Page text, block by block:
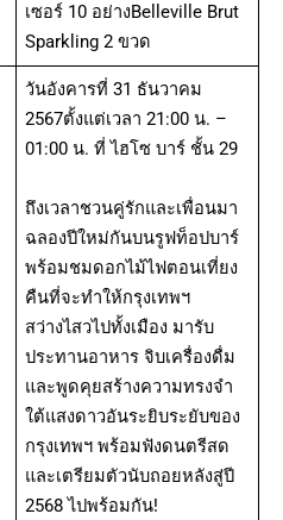
เซอร์ 10 อย่างBelleville Brut
Sparkling 2 ขวด
วันอังคารที่ 31 ธันวาคม
2567ตั้งแต่เวลา 21:00 น. –
01:00 น. ที่ ไฮโซ บาร์ ชั้น 29
ถึงเวลาชวนคู่รักและเพื่อนมา
ฉลองปีใหม่กันบนรูฟท็อปบาร์
พร้อมชมดอกไม้ไฟตอนเที่ยง
คืนที่จะทำให้กรุงเทพฯ
สว่างไสวไปทั้งเมือง มารับ
ประทานอาหาร จิบเครื่องดื่ม
และพูดคุยสร้างความทรงจำ
ใต้แสงดาวอันระยิบระยับของ
กรุงเทพฯ พร้อมฟังดนตรีสด
และเตรียมตัวนับถอยหลังสู่ปี
2568 ไปพร้อมกัน!